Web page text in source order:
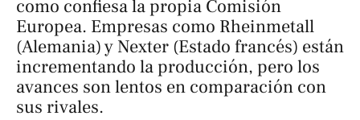
como confiesa la propia Comisión
Europea. Empresas como Rheinmetall
(Alemania) y Nexter (Estado francés) están
incrementando la producción, pero los
avances son lentos en comparación con
sus rivales.